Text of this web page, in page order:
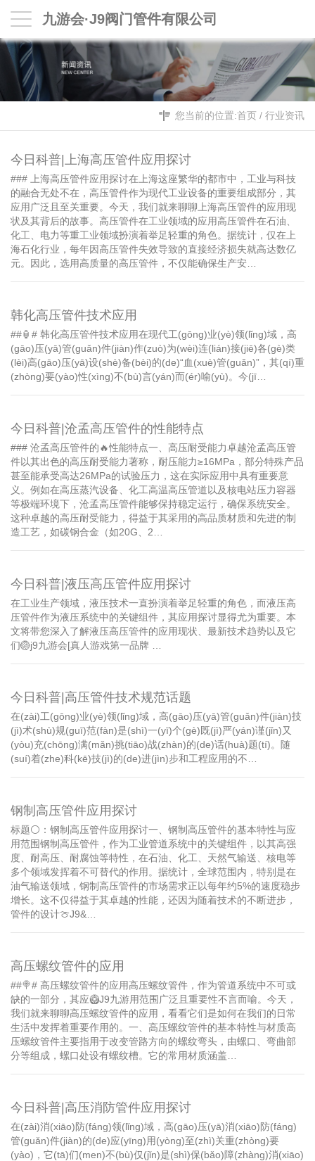
九游会·J9阀门管件有限公司
您当前的位置:首页 / 行业资讯
今日科普|上海高压管件应用探讨
### 上海高压管件应用探讨在上海这座繁华的都市中，工业与科技
的融合无处不在，高压管件作为现代工业设备的重要组成部分，其
应用广泛且至关重要。今天，我们就来聊聊上海高压管件的应用现
状及其背后的故事。高压管件在工业领域的应用高压管件在石油、
化工、电力等重工业领域扮演着举足轻重的角色。据统计，仅在上
海石化行业，每年因高压管件失效导致的直接经济损失就高达数亿
元。因此，选用高质量的高压管件，不仅能确保生产安…
韩化高压管件技术应用
##🏮# 韩化高压管件技术应用在现代工(gōng)业(yè)领(lǐng)域，高
(gāo)压(yā)管(guǎn)件(jiàn)作(zuò)为(wèi)连(lián)接(jiē)各(gè)类
(lèi)高(gāo)压(yā)设(shè)备(bèi)的(de)“血(xuè)管(guǎn)”，其(qí)重
(zhòng)要(yào)性(xìng)不(bù)言(yán)而(ér)喻(yù)。今(jī…
今日科普|沧孟高压管件的性能特点
### 沧孟高压管件的🔥性能特点一、高压耐受能力卓越沧孟高压管
件以其出色的高压耐受能力著称，耐压能力≥16MPa，部分特殊产品
甚至能承受高达26MPa的试验压力，这在实际应用中具有重要意
义。例如在高压蒸汽设备、化工高温高压管道以及核电站压力容器
等极端环境下，沧孟高压管件能够保持稳定运行，确保系统安全。
这种卓越的高压耐受能力，得益于其采用的高品质材质和先进的制
造工艺，如碳钢合金（如20G、2…
今日科普|液压高压管件应用探讨
在工业生产领域，液压技术一直扮演着举足轻重的角色，而液压高
压管件作为液压系统中的关键组件，其应用探讨显得尤为重要。本
文将带您深入了解液压高压管件的应用现状、最新技术趋势以及它
们🏐j9九游会[真人游戏第一品牌 …
今日科普|高压管件技术规范话题
在(zài)工(gōng)业(yè)领(lǐng)域，高(gāo)压(yā)管(guǎn)件(jiàn)技
(jì)术(shù)规(guī)范(fàn)是(shì)一(yī)个(gè)既(jì)严(yán)谨(jǐn)又
(yòu)充(chōng)满(mǎn)挑(tiāo)战(zhàn)的(de)话(huà)题(tí)。随
(suí)着(zhe)科(kē)技(jì)的(de)进(jìn)步和工程应用的不…
钢制高压管件应用探讨
标题⚪：钢制高压管件应用探讨一、钢制高压管件的基本特性与应
用范围钢制高压管件，作为工业管道系统中的关键组件，以其高强
度、耐高压、耐腐蚀等特性，在石油、化工、天然气输送、核电等
多个领域发挥着不可替代的作用。据统计，全球范围内，特别是在
油气输送领域，钢制高压管件的市场需求正以每年约5%的速度稳步
增长。这不仅得益于其卓越的性能，还因为随着技术的不断进步，
管件的设计🍈J9&…
高压螺纹管件的应用
##🍭# 高压螺纹管件的应用高压螺纹管件，作为管道系统中不可或
缺的一部分，其应🥝J9九游用范围广泛且重要性不言而喻。今天，
我们就来聊聊高压螺纹管件的应用，看看它们是如何在我们的日常
生活中发挥着重要作用的。一、高压螺纹管件的基本特性与材质高
压螺纹管件主要指用于改变管路方向的螺纹弯头，由螺口、弯曲部
分等组成，螺口处设有螺纹槽。它的常用材质涵盖…
今日科普|高压消防管件应用探讨
在(zài)消(xiāo)防(fáng)领(lǐng)域，高(gāo)压(yā)消(xiāo)防(fáng)
管(guǎn)件(jiàn)的(de)应(yīng)用(yòng)至(zhì)关重(zhòng)要
(yào)，它(tā)们(men)不(bù)仅(jǐn)是(shì)保(bǎo)障(zhàng)消(xiāo)